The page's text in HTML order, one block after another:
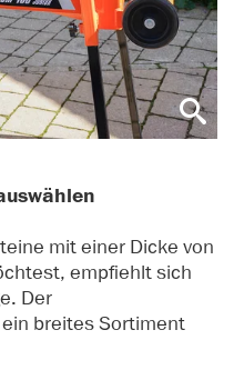
mit einer Dicke von
empfiehlt sich
Der
breites Sortiment